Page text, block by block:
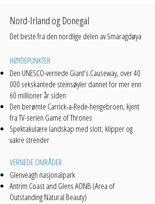
Nord-Irland og Donegal
Det beste fra den nordlige delen av Smaragdøya
HØYDEPUNKTER
Den UNESCO-vernede Giant’s Causeway, over 40
000 sekskantede steinsøyler dannet for mer enn
60 millioner år siden
Den berømte Carrick-a-Rede-hengebroen, kjent
fra TV-serien Game of Thrones
Spektakulære landskap med slott, klipper og
vakre strender
VERNEDE OMRÅDER
Glenveagh nasjonalpark
Antrim Coast and Glens AONB (Area of
Outstanding Natural Beauty)